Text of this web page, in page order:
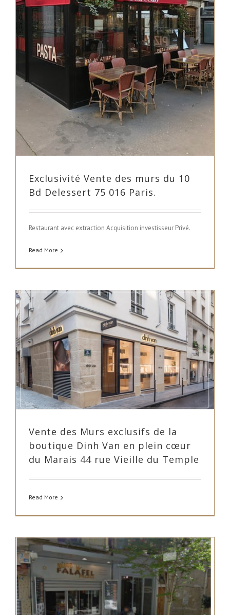
Exclusivité Vente des murs du 10
Bd Delessert 75 016 Paris.
Restaurant avec extraction Acquisition investisseur Privé.
Read More
Vente des Murs exclusifs de la
boutique Dinh Van en plein cœur
du Marais 44 rue Vieille du Temple
Read More